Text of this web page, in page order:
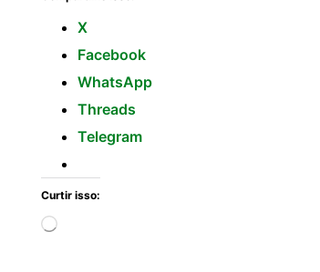
X
Facebook
WhatsApp
Threads
Telegram
Curtir isso: